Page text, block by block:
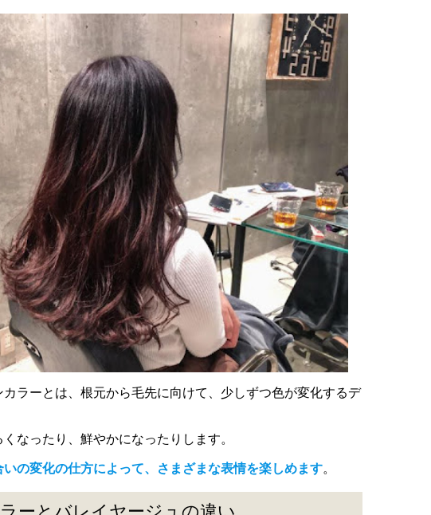
ラーとは、根元から毛先に向けて、少しずつ色が変化するデ
なったり、鮮やかになったりします。
の変化の仕方によって、さまざまな表情を楽しめます。